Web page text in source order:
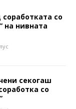
со
на нивната
секогаш
со